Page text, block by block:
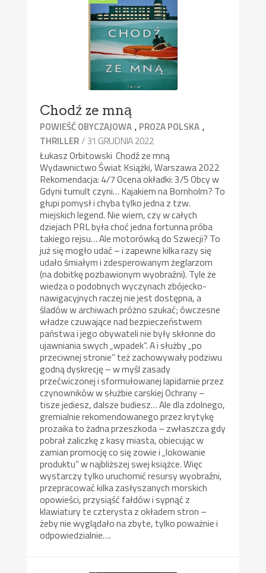
Chodź ze mną
POWIEŚĆ OBYCZAJOWA , PROZA POLSKA ,
THRILLER/ 31 GRUDNIA 2022
Łukasz Orbitowski Chodź ze mną
Wydawnictwo Świat Książki, Warszawa 2022
Rekomendacja: 4/7 Ocena okładki: 3/5 Obcy w
Gdyni tumult czyni… Kajakiem na Bornholm? To
głupi pomysł i chyba tylko jedna z tzw.
miejskich legend. Nie wiem, czy w całych
dziejach PRL była choć jedna fortunna próba
takiego rejsu… Ale motorówką do Szwecji? To
już się mogło udać – i zapewne kilka razy się
udało śmiałym i zdesperowanym żeglarzom
(na dobitkę pozbawionym wyobraźni). Tyle że
wiedza o podobnych wyczynach zbójecko-
nawigacyjnych raczej nie jest dostępna, a
śladów w archiwach próżno szukać; ówczesne
władze czuwające nad bezpieczeństwem
państwa i jego obywateli nie były skłonne do
ujawniania swych „wpadek”. A i służby „po
przeciwnej stronie” też zachowywały podziwu
godną dyskrecję – w myśl zasady
przećwiczonej i sformułowanej lapidarnie przez
czynowników w służbie carskiej Ochrany –
tisze jediesz, dalsze budiesz… Ale dla zdolnego,
gremialnie rekomendowanego przez krytykę
prozaika to żadna przeszkoda – zwłaszcza gdy
pobrał zaliczkę z kasy miasta, obiecując w
zamian promocję co się zowie i „lokowanie
produktu” w najbliższej swej książce. Więc
wystarczy tylko uruchomić resursy wyobraźni,
przepracować kilka zasłyszanych morskich
opowieści, przysiąść fałdów i sypnąć z
klawiatury te czterysta z okładem stron –
żeby nie wyglądało na zbyte, tylko poważnie i
odpowiedzialnie….